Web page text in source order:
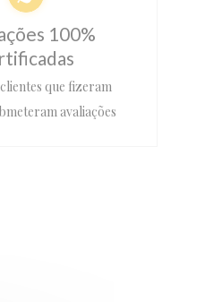
100%
que fizeram
avaliações